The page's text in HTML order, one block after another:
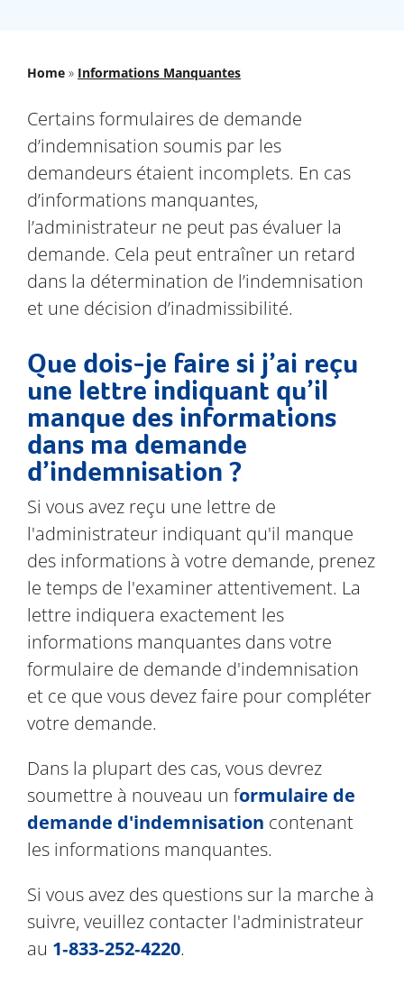
Contactez-nous
Home» Informations Manquantes
Certains formulaires de demande
d’indemnisation soumis par les
demandeurs étaient incomplets. En cas
d’informations manquantes,
l’administrateur ne peut pas évaluer la
demande. Cela peut entraîner un retard
dans la détermination de l’indemnisation
et une décision d’inadmissibilité.
Que dois-je faire si j’ai reçu
une lettre indiquant qu’il
manque des informations
dans ma demande
d’indemnisation ?
Si vous avez reçu une lettre de
l'administrateur indiquant qu'il manque
des informations à votre demande, prenez
le temps de l'examiner attentivement. La
lettre indiquera exactement les
informations manquantes dans votre
formulaire de demande d'indemnisation
et ce que vous devez faire pour compléter
votre demande.
Dans la plupart des cas, vous devrez
soumettre à nouveau un formulaire de
demande d'indemnisation contenant
les informations manquantes.
Si vous avez des questionssur la marche à
suivre, veuillez contacterl'administrateur
au 1‑833‑252‑4220.